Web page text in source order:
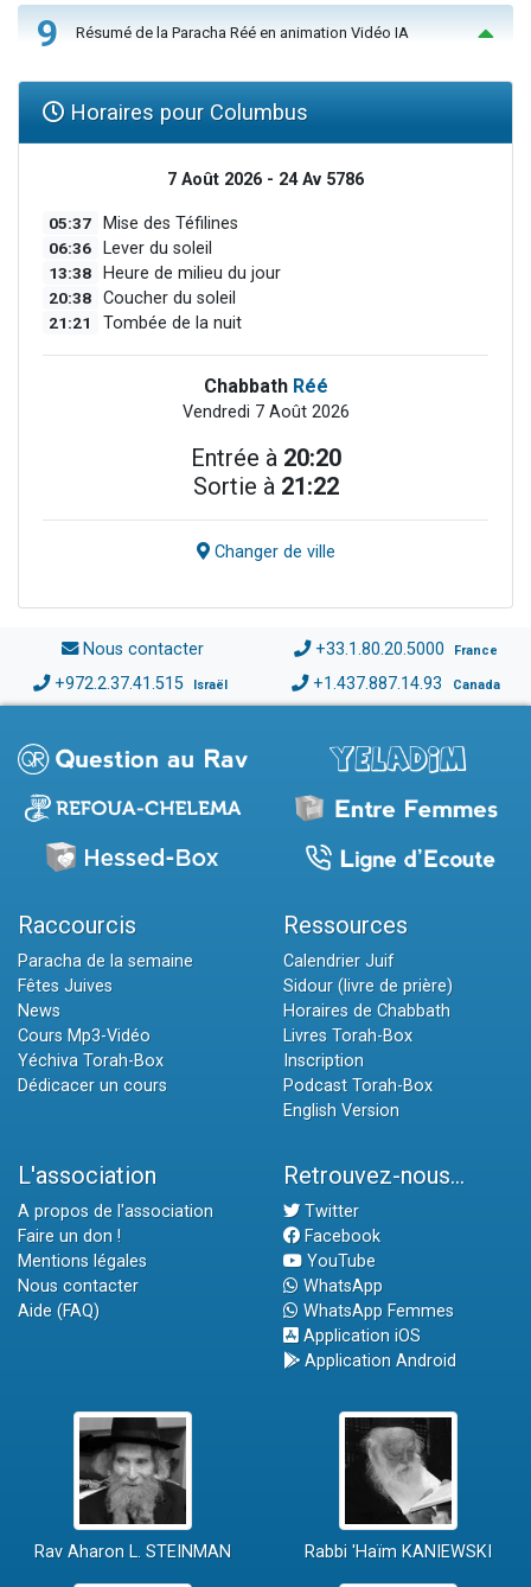
9 Résumé de la Paracha Réé en animation Vidéo IA
Horaires pour Columbus
7 Août 2026 - 24 Av 5786
05:37 Mise des Téfilines
06:36 Lever du soleil
13:38 Heure de milieu du jour
20:38 Coucher du soleil
21:21 Tombée de la nuit
Chabbath Réé
Vendredi 7 Août 2026
Entrée à 20:20
Sortie à 21:22
Changer de ville
Nous contacter +33.1.80.20.5000 France
+972.2.37.41.515 Israël +1.437.887.14.93 Canada
Raccourcis
Paracha de la semaine
Fêtes Juives
News
Cours Mp3-Vidéo
Yéchiva Torah-Box
Dédicacer un cours
Ressources
Calendrier Juif
Sidour (livre de prière)
Horaires de Chabbath
Livres Torah-Box
Inscription
Podcast Torah-Box
English Version
L'association
A propos de l'association
Faire un don !
Mentions légales
Nous contacter
Aide (FAQ)
Retrouvez-nous...
Twitter
Facebook
YouTube
WhatsApp
WhatsApp Femmes
Application iOS
Application Android
Rav Aharon L. STEINMAN Rabbi 'Haïm KANIEWSKI